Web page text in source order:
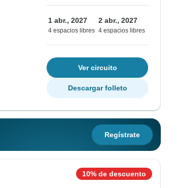
1 abr., 2027
4 espacios libres
2 abr., 2027
4 espacios libres
Ver circuito
Descargar folleto
Regístrate
10% de descuento